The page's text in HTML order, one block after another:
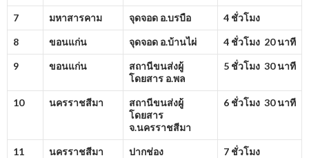
7 มหาสารคาม จุดจอด อ.บรบือ 4 ชั่วโมง
8 ขอนแก่น จุดจอด อ.บ้านไผ่ 4 ชั่วโมง 20 นาที
9 ขอนแก่น
สถานีขนส่งผู้
โดยสาร อ.พล
5 ชั่วโมง 30 นาที
10 นครราชสีมา
สถานีขนส่งผู้
โดยสาร
จ.นครราชสีมา
6 ชั่วโมง 30 นาที
11 นครราชสีมา ปากช่อง 7 ชั่วโมง